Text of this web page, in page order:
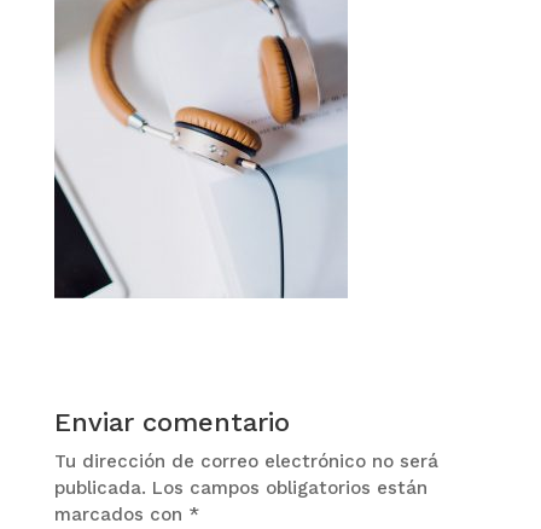
Enviar comentario
Tu dirección de correo electrónico no será
publicada. Los campos obligatorios están
marcados con *